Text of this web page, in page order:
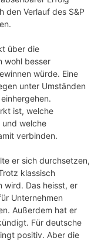
den Verlauf des S&P
über die
wohl besser
würde. Eine
unter Umständen
ist, welche
und welche
verbinden.
er sich durchsetzen,
klassisch
wird. Das heisst, er
Unternehmen
Außerdem hat er
Für deutsche
positiv. Aber die